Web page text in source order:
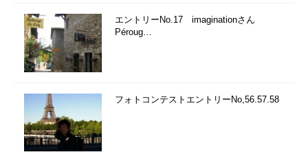
エントリーNo.17 imaginationさん
Péroug…
フォトコンテストエントリーNo,56.57.58